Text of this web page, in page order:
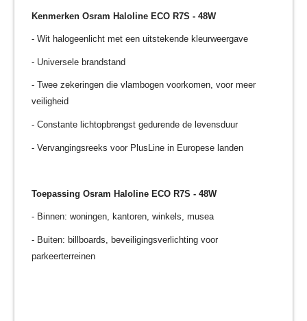
Kenmerken Osram Haloline ECO R7S - 48W
- Wit halogeenlicht met een uitstekende kleurweergave
- Universele brandstand
- Twee zekeringen die vlambogen voorkomen, voor meer
veiligheid
- Constante lichtopbrengst gedurende de levensduur
- Vervangingsreeks voor PlusLine in Europese landen
Toepassing Osram Haloline ECO R7S - 48W
- Binnen: woningen, kantoren, winkels, musea
- Buiten: billboards, beveiligingsverlichting voor
parkeerterreinen